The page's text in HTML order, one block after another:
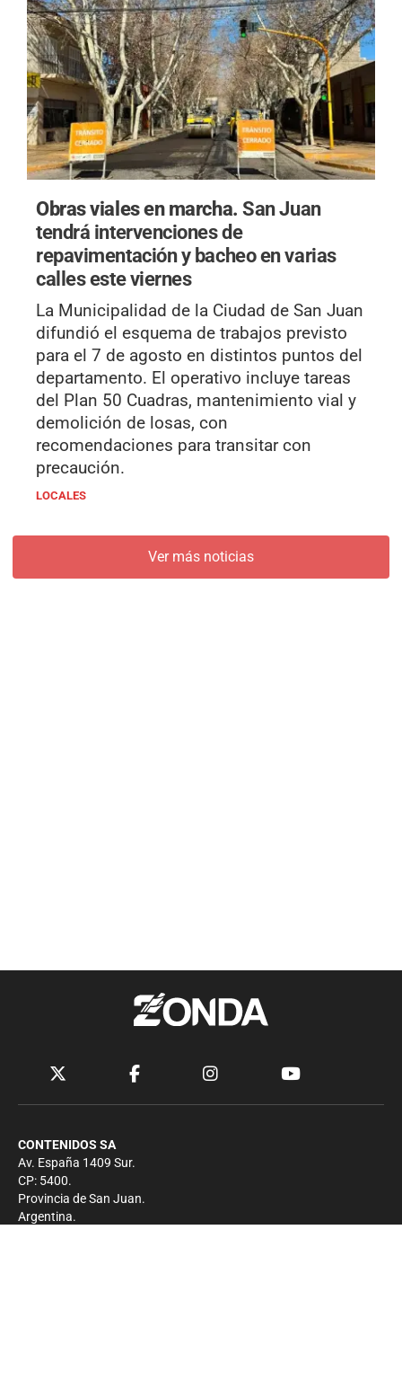
Obras viales en marcha.San Juan
tendrá intervenciones de
repavimentación y bacheo en varias
calles este viernes
La Municipalidad de la Ciudad de San Juan
difundió el esquema de trabajos previsto
para el 7 de agosto en distintos puntos del
departamento. El operativo incluye tareas
del Plan 50 Cuadras, mantenimiento vial y
demolición de losas, con
recomendaciones para transitar con
precaución.
LOCALES
Ver más noticias
CONTENIDOS SA
Av. España 1409 Sur.
CP: 5400.
Provincia de San Juan.
Argentina.